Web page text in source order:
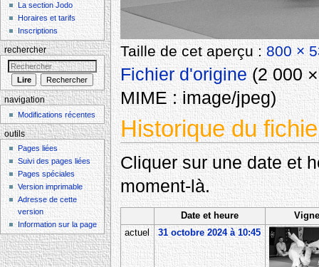
Taille de cet aperçu :800 ×
Fichier d'origine‎(2 000
MIME :image/jpeg)
Historique du
Cliquer sur une date et
moment-là.
Date et heure
actuel
31 octobre 2024 à 10:45
La section Jodo
Horaires et tarifs
Inscriptions
rechercher
navigation
Modifications récentes
outils
Pages liées
Suivi des pages liées
Pages spéciales
Version imprimable
Adresse de cette
version
Information sur la page